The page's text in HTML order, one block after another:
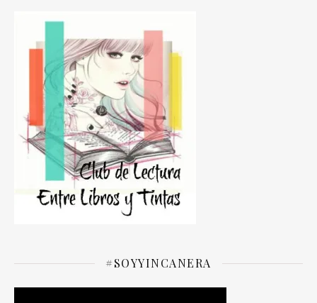
#SOYYINCANERA